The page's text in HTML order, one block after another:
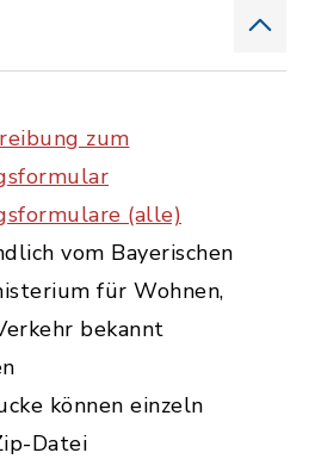
zum
(alle)
vom Bayerischen
für Wohnen,
bekannt
können einzeln
Datei